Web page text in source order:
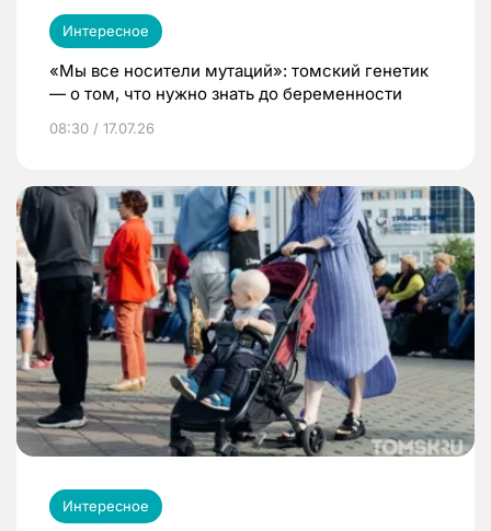
Интересное
«Мы все носители мутаций»: томский генетик
— о том, что нужно знать до беременности
08:30 / 17.07.26
Интересное